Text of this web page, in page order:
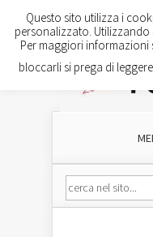
Questo sito utilizza i
personalizzato.
Per maggiori informazioni
bloccarli si prega di